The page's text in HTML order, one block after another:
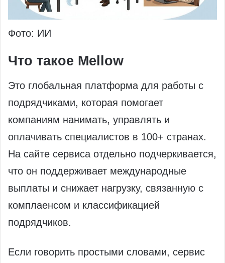
Фото: ИИ
Что такое Mellow
Это глобальная платформа для работы с
подрядчиками, которая помогает
компаниям нанимать, управлять и
оплачивать специалистов в 100+ странах.
На сайте сервиса отдельно подчеркивается,
что он поддерживает международные
выплаты и снижает нагрузку, связанную с
комплаенсом и классификацией
подрядчиков.
Если говорить простыми словами, сервис